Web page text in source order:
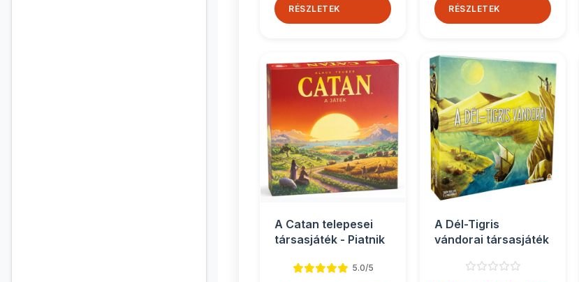
RÉSZLETEK RÉSZLETEK
A Catan telepesei
társasjáték - Piatnik
5.0/5
A Dél-Tigris
vándorai társasjáték